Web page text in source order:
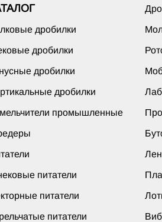
дробилки
дробилки
дробилки
дробилки
промышленные
питатели
питатели
питатели